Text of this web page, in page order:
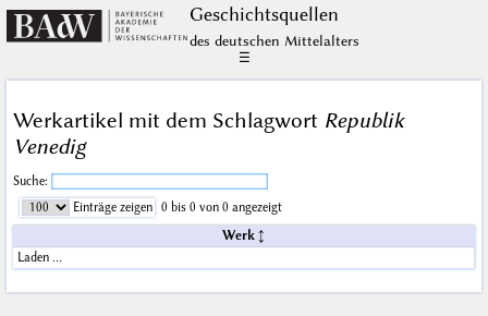
Geschichts­quellen
des deutschen Mittelalters
☰
Werkartikel mit dem Schlagwort Republik
Venedig
Suche:
Einträge zeigen
0 bis 0 von 0 angezeigt
Werk
Laden …